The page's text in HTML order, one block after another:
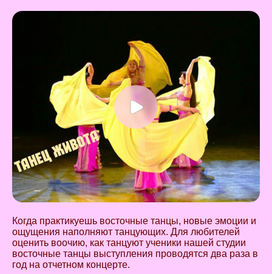
Когда практикуешь восточные танцы, новые эмоции и
ощущения наполняют танцующих. Для любителей
оценить воочию, как танцуют ученики нашей студии
восточные танцы выступления проводятся два раза в
год на отчетном концерте.